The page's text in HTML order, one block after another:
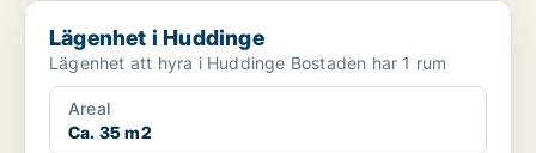
Lägenhet i Huddinge
Lägenhet i Huddinge
Lägenhet att hyra i Huddinge Bostaden har 1 rum
Areal
Ca. 35 m2